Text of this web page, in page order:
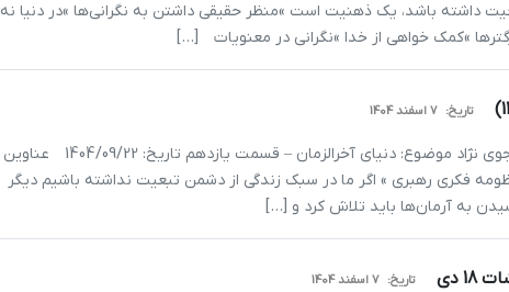
داشته باشد، یک ذهنیت است »منظر حقیقی داشتن به نگرانی‌ها »در دنیا نه
»کمک خواهی از خدا »نگرانی در معنویات […]
تاریخ: 7 اسفند 1404
یا انیس متن سخنرانی سید محمد انجوی نژاد موضوع: دنیای آخرالزمان – قسمت یازدهم تاریخ: 1404/09/22 عناوین
فکری رهبری » اگر ما در سبک زندگی از دشمن تبعیت نداشته باشیم دیگر
به آرمان­‌ها باید تلاش کرد و […]
دی تاریخ: 7 اسفند 1404